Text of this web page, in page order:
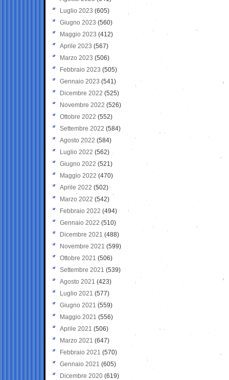
Luglio 2023 (605)
Giugno 2023 (560)
Maggio 2023 (412)
Aprile 2023 (567)
Marzo 2023 (506)
Febbraio 2023 (505)
Gennaio 2023 (541)
Dicembre 2022 (525)
Novembre 2022 (526)
Ottobre 2022 (552)
Settembre 2022 (584)
Agosto 2022 (584)
Luglio 2022 (562)
Giugno 2022 (521)
Maggio 2022 (470)
Aprile 2022 (502)
Marzo 2022 (542)
Febbraio 2022 (494)
Gennaio 2022 (510)
Dicembre 2021 (488)
Novembre 2021 (599)
Ottobre 2021 (506)
Settembre 2021 (539)
Agosto 2021 (423)
Luglio 2021 (577)
Giugno 2021(559)
Maggio 2021 (556)
Aprile 2021 (506)
Marzo 2021 (647)
Febbraio 2021 (570)
Gennaio 2021 (605)
Dicembre 2020 (619)